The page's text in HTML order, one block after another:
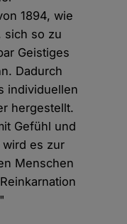
1894, wie
sich so zu
Geistiges
Dadurch
individuellen
hergestellt.
Gefühl und
es zur
Menschen